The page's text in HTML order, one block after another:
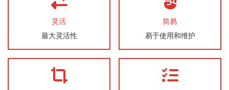
灵活
最大灵活性
简易
易于使用和维护